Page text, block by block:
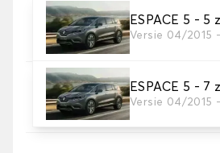
ESPACE 5 - 5
Versie 04/2015
ESPACE 5 - 7
Versie 04/2015
2. Materiaal
Kies het materiaal van uw
3. Aantal matten
Selecteer het aantal